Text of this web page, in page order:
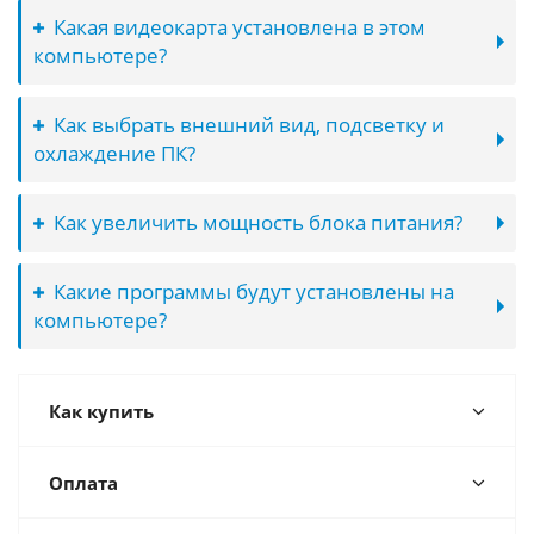
Какая видеокарта установлена в этом
компьютере?
Как выбрать внешний вид, подсветку и
охлаждение ПК?
Как увеличить мощность блока питания?
Какие программы будут установлены на
компьютере?
Как купить
Оплата